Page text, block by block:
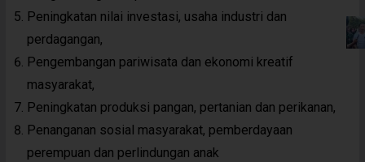
Peningkatan nilai investasi, usaha industri dan
perdagangan,
Pengembangan pariwisata dan ekonomi kreatif
masyarakat,
Peningkatan produksi pangan, pertanian dan perikanan,
Penanganan sosial masyarakat, pemberdayaan
perempuan dan perlindungan anak